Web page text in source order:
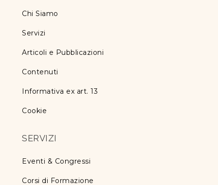
Chi Siamo
Servizi
Articoli e Pubblicazioni
Contenuti
Informativa ex art. 13
Cookie
SERVIZI
Eventi & Congressi
Corsi di Formazione